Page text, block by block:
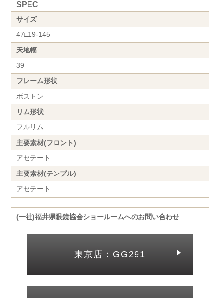
SPEC
サイズ
47□19-145
天地幅
39
フレーム形状
ボストン
リム形状
フルリム
主要素材(フロント)
アセテート
主要素材(テンプル)
アセテート
(一社)福井県眼鏡協会ショールームへのお問い合わせ
東京店：GG291